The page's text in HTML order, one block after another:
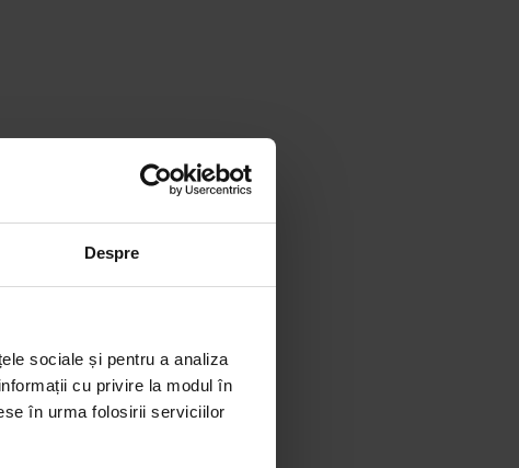
Despre
sociale și pentru a analiza
cu privire la modul în
în urma folosirii serviciilor